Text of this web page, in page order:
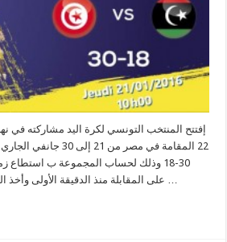
إفتتح المنتخب التونسي لكرة اليد مشاركته في
22 المقامة في مصر من 21
30-18 وذلك لحساب المجموعة ب استطاع
على المقابلة منذ الدقيقة الأولى وأخذ الفارق 11-2 في الدقيقة 15 و …